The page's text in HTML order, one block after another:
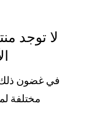
لا توجد
في غضون
مختلفة